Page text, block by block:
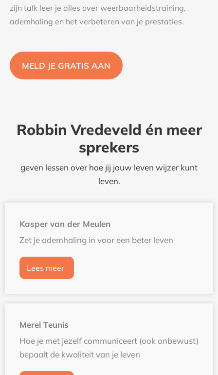
zijn talk leer je alles over weerbaarheidstraining,
ademhaling en het verbeteren van je prestaties.
MELD JE GRATIS AAN
Robbin Vredeveld én meer
sprekers
geven lessen over hoe jij jouw leven wijzer kunt
leven.
Kasper van der Meulen
Zet je ademhaling in voor een beter leven
Lees meer
Merel Teunis
Hoe je met jezelf communiceert (ook onbewust)
bepaalt de kwaliteit van je leven